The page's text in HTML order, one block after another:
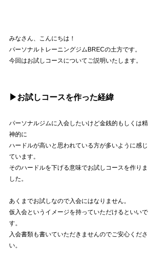
みなさん、こんにちは！
パーソナルトレーニングジムBRECの土方です。
今回はお試しコースについてご説明いたします。
▶︎お試しコースを作った経緯
パーソナルジムに入会したいけど金銭的もしくは精
神的に
ハードルが高いと思われている方が多いように感じ
ています。
そのハードルを下げる意味でお試しコースを作りま
した。
あくまでお試しなので入会にはなりません。
仮入会というイメージを持っていただけるといいで
す。
入会書類も書いていただきませんのでご安心くださ
い。